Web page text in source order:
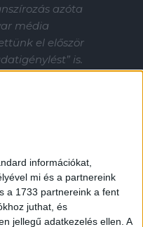
információkat,
mi és a partnereink
a 1733 partnereink a fent
juthat, és
jellegű adatkezelés ellen. A
azóta
média
el először
is.